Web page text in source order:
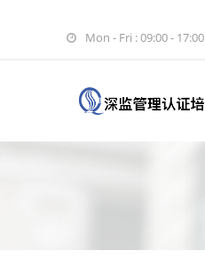
Mon - Fri : 09:00 - 17:00